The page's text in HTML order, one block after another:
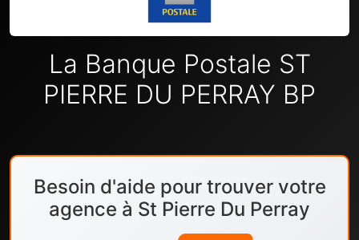
La Banque Postale ST
PIERRE DU PERRAY BP
Besoin d'aide pour trouver votre
agence à St Pierre Du Perray